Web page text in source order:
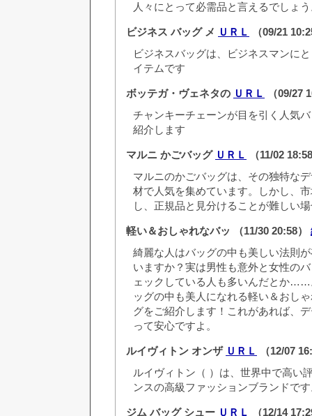
人々にとって必需品と言えるでしょ
ビジネス バッグ メ ＵＲＬ
（09/21
ビジネスバッグは、ビジネスマンに
イテムです
ボッテガ・ヴェネタの ＵＲＬ
（09/27
チャンキーチェーンが目を引く人気
紹介します
マルニ かごバッグ ＵＲＬ
（11/02
マルニのかごバッグは、その独特な
材で人気を集めています。しかし、
し、正規品と見分けることが難しい
軽い＆おしゃれなバッ （11/30 20:58）
綺麗な人はバッグの中も美しい法則
いますか？実は男性も意外と女性の
ェックしている人も多いんだとか
ッグの中も美人になれる軽い＆おし
グをご紹介します！これがあれば、
って安心ですよ。
ルイヴィトン オンザ ＵＲＬ
（12/07
ルイヴィトン（ ）は、世界中で高い
ンスの高級ファッションブランドで
ジム バッグ シュー ＵＲＬ （12/14